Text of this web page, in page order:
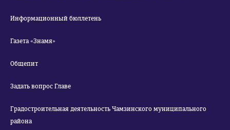
Информационный бюллетень
Газета «Знамя»
Общепит
Задать вопрос Главе
Градостроительная деятельность Чамзинского муниципального
района